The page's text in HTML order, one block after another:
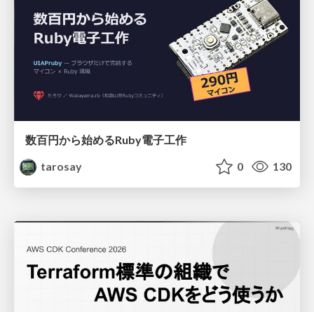
数百円から始めるRuby電子工作
tarosay
0 130